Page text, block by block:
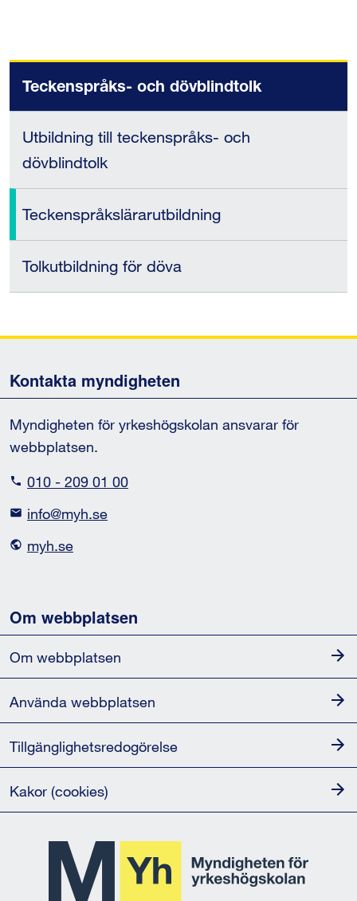
Teckenspråks- och dövblindtolk
Utbildning till teckenspråks- och
dövblindtolk
Teckenspråkslärarutbildning
Tolkutbildning för döva
Kontakta myndigheten
Myndigheten för yrkeshögskolan ansvarar för
webbplatsen.
010 - 209 01 00
info@myh.se
myh.se
Om webbplatsen
Om webbplatsen
Använda webbplatsen
Tillgänglighets­redogörelse
Kakor (cookies)